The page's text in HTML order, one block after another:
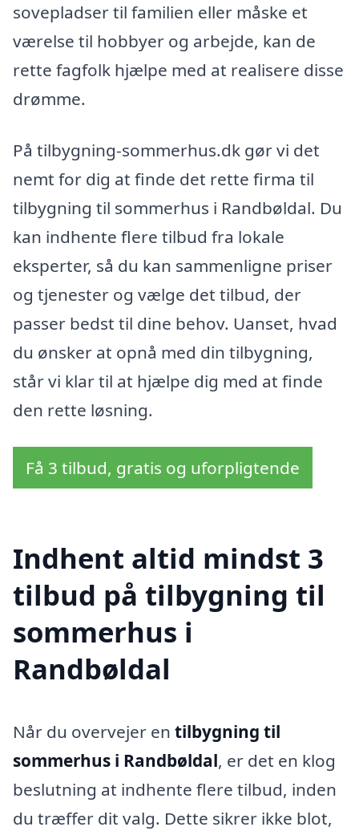
sovepladser til familien eller måske et
værelse til hobbyer og arbejde, kan de
rette fagfolk hjælpe med at realisere disse
drømme.
På tilbygning-sommerhus.dk gør vi det
nemt for dig at finde det rette firma til
tilbygning til sommerhus i Randbøldal. Du
kan indhente flere tilbud fra lokale
eksperter, så du kan sammenligne priser
og tjenester og vælge det tilbud, der
passer bedst til dine behov. Uanset, hvad
du ønsker at opnå med din tilbygning,
står vi klar til at hjælpe dig med at finde
den rette løsning.
Få 3 tilbud, gratis og uforpligtende
Indhent altid mindst 3
tilbud på tilbygning til
sommerhus i
Randbøldal
Når du overvejer en tilbygning til
sommerhus i Randbøldal, er det en klog
beslutning at indhente flere tilbud, inden
du træffer dit valg. Dette sikrer ikke blot,